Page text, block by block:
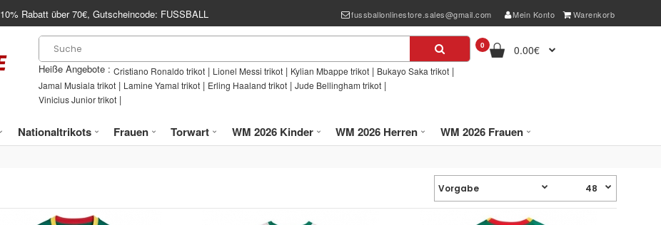
10% Rabatt über70€, Gutscheincode: FUSSBALL fussballonlinestore.sales@gmail.com Mein Konto Warenkorb
Heiße Angebote : Cristiano Ronaldo trikot | Lionel Messi trikot | Kylian Mbappe trikot | Bukayo Saka trikot |
Jamal Musiala trikot | Lamine Yamal trikot | Erling Haaland trikot | Jude Bellingham trikot |
Vinicius Junior trikot |
0 0.00€
Nationaltrikots Frauen Torwart WM 2026 Kinder WM 2026 Herren WM 2026 Frauen